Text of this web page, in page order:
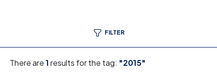
FILTER
There are1results for the tag: "2015"